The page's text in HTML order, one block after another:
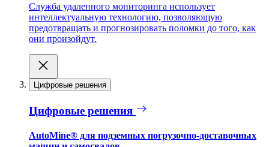
Служба удаленного мониторинга использует
интеллектуальную технологию, позволяющую
предотвращать и прогнозировать поломки до того, как
они произойдут.
Цифровые решения
Цифровые решения
AutoMine® для подземных погрузочно-доставочных